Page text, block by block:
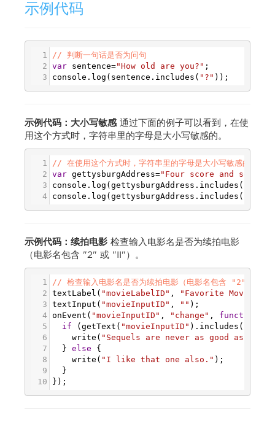
示例代码
1
// 判断一句话是否为问句
2 var sentence="How old are you?" ;
3
console . log ( sentence . includes ( "?" ));
示例代码：大小写敏感通过下面的例子可以看到，在使
用这个方式时，字符串里的字母是大小写敏感的。
1
// 在使用这个方式时，字符串里的字母是大小写敏感的
2 var gettysburgAddress="Four score and
3
console . log (gettysburgAddress . includes (
4
console . log (gettysburgAddress . includes (
示例代码：续拍电影 检查输入电影名是否为续拍电影
（电影名包含 "2" 或 "II"）。
1
// 检查输入电影名是否为续拍电影（电影名包含 "2" 或
2 textLabel ( "movieLabelID" , "Favorite Movie: "
3 textInput ( "movieInputID" , "" );
4 onEvent ( "movieInputID" , "change" , function
5
if (getText ( "movieInputID" ). includes (
6
write ( "Sequels are never as good as the
7
  }
else {
8
write ( "I like that one also." );
9
  }
10
});